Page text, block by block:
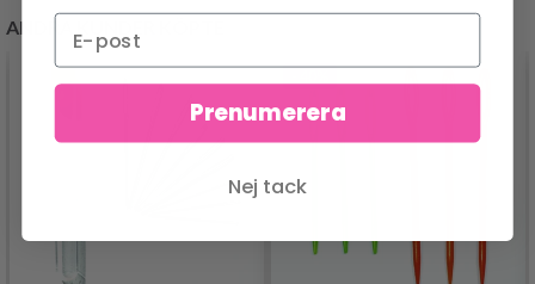
ANDRA KUNDER KÖPTE
Prenumerera
Nej tack